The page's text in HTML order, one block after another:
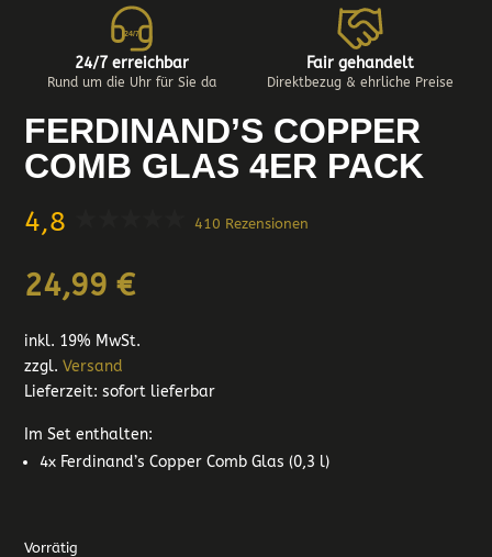
FERDINAND’S COPPER
COMB GLAS 4ER PACK
4,8 410 Rezensionen
24,99€
inkl. 19% MwSt.
zzgl.Versand
Lieferzeit: sofort lieferbar
Im Set enthalten:
4x Ferdinand’s Copper Comb Glas (0,3 l)
Vorrätig
24/7
24/7 erreichbar
Rund um die Uhr für Sie da
Fair gehandelt
Direktbezug & ehrliche Preise